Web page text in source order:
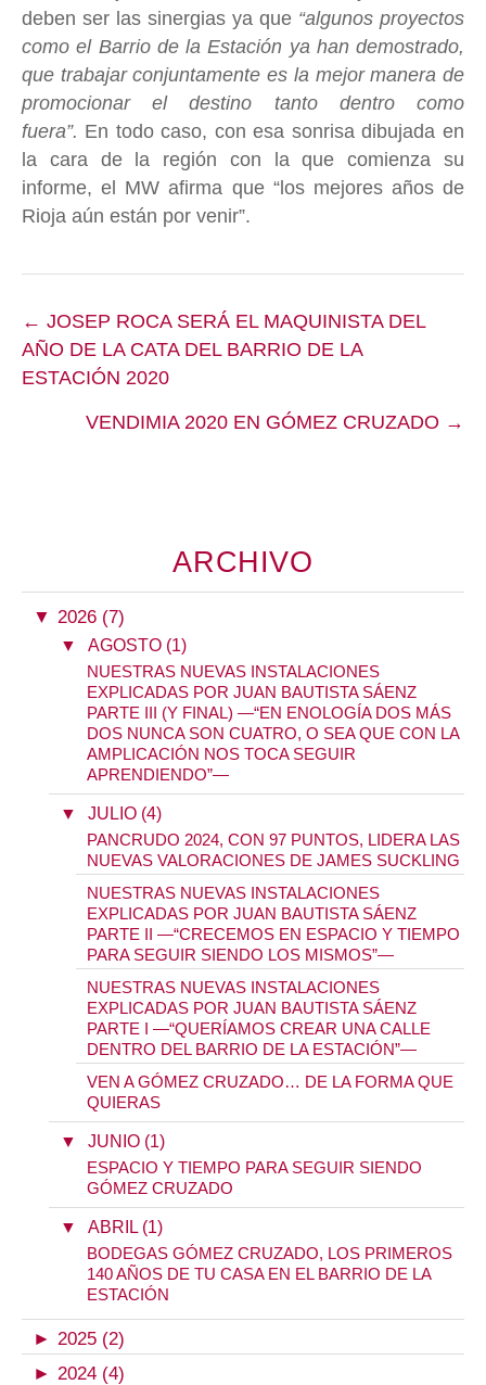
deben ser las sinergias ya que “algunos proyectos
como el Barrio de la Estación ya han demostrado,
que trabajar conjuntamente es la mejor manera de
promocionar el destino tanto dentro como
fuera”. En todo caso, con esa sonrisa dibujada en
la cara de la región con la que comienza su
informe, el MW afirma que “los mejores años de
Rioja aún están por venir”.
Posts
navigation
← JOSEP ROCA SERÁ EL MAQUINISTA DEL
AÑO DE LA CATA DEL BARRIO DE LA
ESTACIÓN 2020
VENDIMIA 2020 EN GÓMEZ CRUZADO →
ARCHIVO
▼ 2026 (7)
▼ AGOSTO (1)
NUESTRAS NUEVAS INSTALACIONES
EXPLICADAS POR JUAN BAUTISTA SÁENZ
PARTE III (Y FINAL) —“EN ENOLOGÍA DOS MÁS
DOS NUNCA SON CUATRO, O SEA QUE CON LA
AMPLICACIÓN NOS TOCA SEGUIR
APRENDIENDO”—
▼ JULIO (4)
PANCRUDO 2024, CON 97 PUNTOS, LIDERA LAS
NUEVAS VALORACIONES DE JAMES SUCKLING
NUESTRAS NUEVAS INSTALACIONES
EXPLICADAS POR JUAN BAUTISTA SÁENZ
PARTE II —“CRECEMOS EN ESPACIO Y TIEMPO
PARA SEGUIR SIENDO LOS MISMOS”—
NUESTRAS NUEVAS INSTALACIONES
EXPLICADAS POR JUAN BAUTISTA SÁENZ
PARTE I —“QUERÍAMOS CREAR UNA CALLE
DENTRO DEL BARRIO DE LA ESTACIÓN”—
VEN A GÓMEZ CRUZADO… DE LA FORMA QUE
QUIERAS
▼ JUNIO (1)
ESPACIO Y TIEMPO PARA SEGUIR SIENDO
GÓMEZ CRUZADO
▼ ABRIL (1)
BODEGAS GÓMEZ CRUZADO, LOS PRIMEROS
140 AÑOS DE TU CASA EN EL BARRIO DE LA
ESTACIÓN
► 2025 (2)
► 2024 (4)